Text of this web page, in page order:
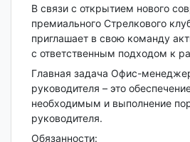
В связи с открытием нового
премиального Стрелкового
приглашает в свою команду
с ответственным подходом к
Главная задача Офис-
руководителя – это
необходимым и выполнение
руководителя.
Обязанности: